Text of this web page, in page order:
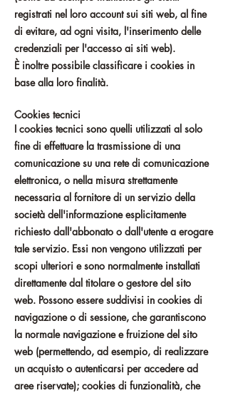
registrati nel loro account sui siti web, al fine
di evitare, ad ogni visita, l'inserimento delle
credenziali per l'accesso ai siti web).
È inoltre possibile classificare i cookies in
base alla loro finalità.
Cookies tecnici
I cookies tecnici sono quelli utilizzati al solo
fine di effettuare la trasmissione di una
comunicazione su una rete di comunicazione
elettronica, o nella misura strettamente
necessaria al fornitore di un servizio della
società dell'informazione esplicitamente
richiesto dall'abbonato o dall'utente a erogare
tale servizio. Essi non vengono utilizzati per
scopi ulteriori e sono normalmente installati
direttamente dal titolare o gestore del sito
web. Possono essere suddivisi in cookies di
navigazione o di sessione, che garantiscono
la normale navigazione e fruizione del sito
web (permettendo, ad esempio, di realizzare
un acquisto o autenticarsi per accedere ad
aree riservate); cookies di funzionalità, che